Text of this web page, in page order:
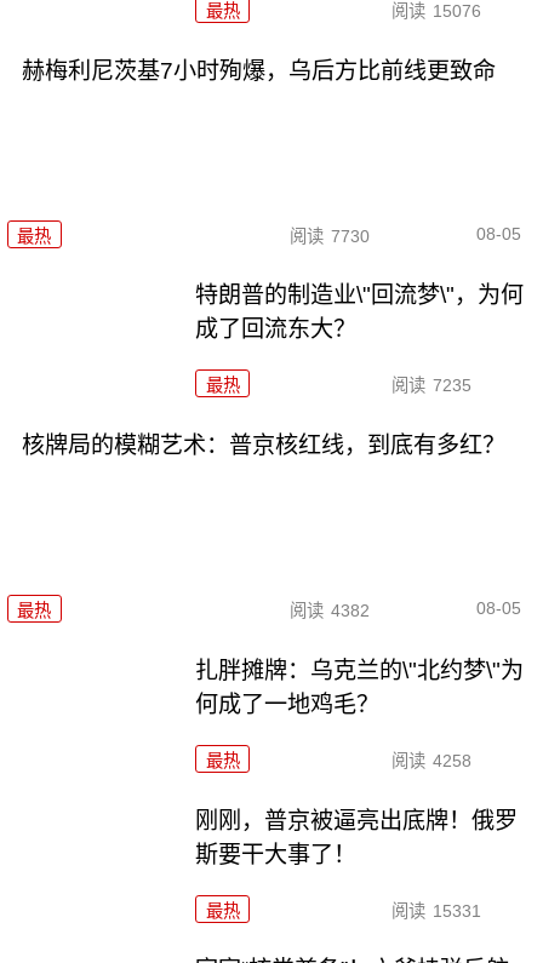
最热 阅读 15076
赫梅利尼茨基7小时殉爆，乌后方比前线更致命
最热 阅读 7730 08-05
特朗普的制造业\"回流梦\"，为何
成了回流东大？
最热 阅读 7235
核牌局的模糊艺术：普京核红线，到底有多红？
最热 阅读 4382 08-05
扎胖摊牌：乌克兰的\"北约梦\"为
何成了一地鸡毛？
最热 阅读 4258
刚刚，普京被逼亮出底牌！俄罗
斯要干大事了！
最热 阅读 15331